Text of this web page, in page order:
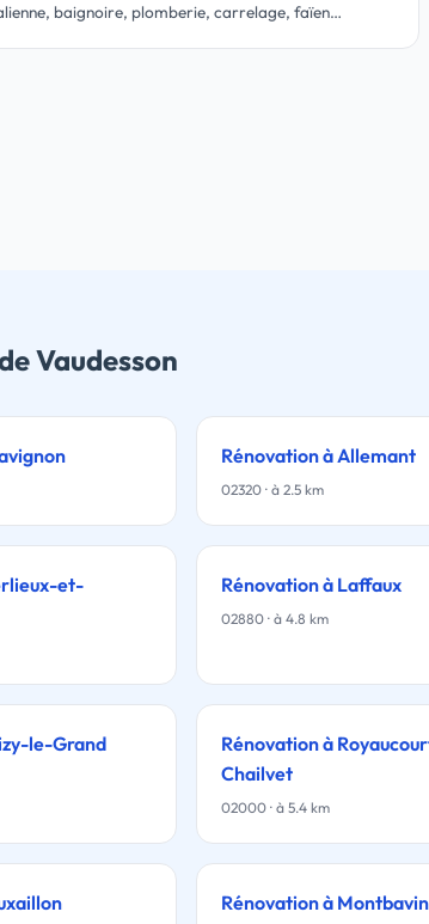
baignoire, plomberie, carrelage, faïen…
Vaudesson
Rénovation à Allemant
02320 · à 2.5 km
et-
Rénovation à Laffaux
02880 · à 4.8 km
le-Grand
Rénovation à
Chailvet
02000 · à 5.4 km
Rénovation à Montbavin